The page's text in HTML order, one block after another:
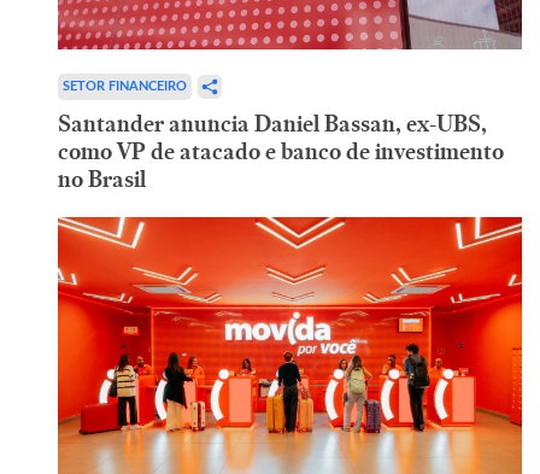
SETOR FINANCEIRO
Santander anuncia Daniel Bassan, ex-UBS,
como VP de atacado e banco de investimento
no Brasil